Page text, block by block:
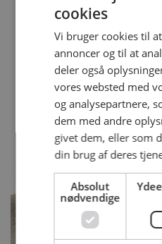
cookies
Vi bruger cookies til
annoncer og til at
deler også
vores websted med
og analysepartnere,
dem med andre
givet dem, eller som
din brug af deres
Absolut
nødvendige